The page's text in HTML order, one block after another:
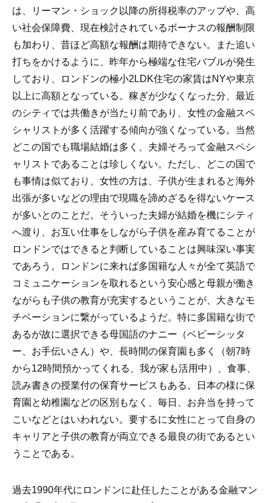
は、リーマン・ショック以降の所得税率のアップや、高
い社会保障費、現在検討されているボーナスの報酬制限
も加わり、昔ほど高額な報酬は期待できない。また追い
打ちをかけるように、昨年から極端な住宅バブルが発生
しており、ロンドンの極小2LDK住宅の家賃はNYや東京
以上に高額となっている。稼ぎが少なくなった分、最近
のシティでは共働きが当たり前であり、女性の金融スペ
シャリストが多く活躍する傾向が強くなっている。当然
どこの国でも職場結婚は多く、夫婦そろって金融スペシ
ャリストであることは珍しくない。ただし、どこの国で
も事情は似ており、女性の方は、子供が生まれると海外
出張が多いなどの理由で現職を諦めざるを得ないケース
が多いとのことだ。そういった夫婦が結婚を機にシティ
へ渡り、お互い仕事をしながら子供を産み育てることが
ロンドンではできると判断していることは興味深い事実
であろう。ロンドンに来れば多国籍な人々が全て英語で
コミュニケーションを取れるという安心感と母親が働き
ながらも子供の教育が充実するということが、大きなモ
チベーションに繋がっているようだ。特に多国籍な街で
あるが故に選択できる母国語のナニー（ベビーシッタ
ー、お手伝いさん）や、長時間の保育園も多く（朝7時
から12時間預かってくれる、我が家も活用中）、食事、
読み書きの授業付の保育サービスもある。日本の様に保
育園と幼稚園などの区別もなく、毎日、お弁当を持って
こいなどとはいわれない。要するに女性にとって自身の
キャリアと子供の教育が両立できる最良の街であるとい
うことである。
過去1990年代にロンドンに赴任したことがある金融マン